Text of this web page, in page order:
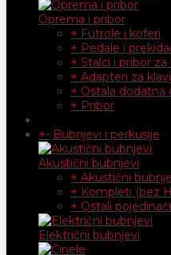
Oprema i pribor
+ Futrole i koferi
+ Pedale i
+ Stalci i pribor
+ Adapteri za
+ Ostala dodatna
+ Pribor
+- Bubnjevi i perkusije
Akustični bubnjevi
+ Akustični
+ Kompleti (bez
+ Ostali
Električni bubnjevi